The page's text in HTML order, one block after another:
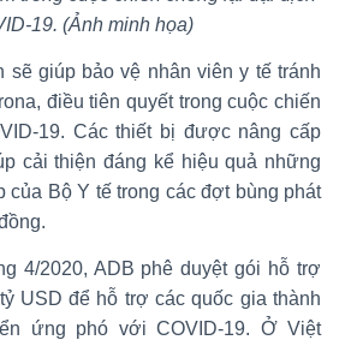
19. (Ảnh minh họa)
sẽ giúp bảo vệ nhân viên y tế tránh
điều tiên quyết trong cuộc chiến
19. Các thiết bị được nâng cấp
cải thiện đáng kể hiệu quả những
của Bộ Y tế trong các đợt bùng phát
4/2020, ADB phê duyệt gói hỗ trợ
USD để hỗ trợ các quốc gia thành
ứng phó với COVID-19. Ở Việt